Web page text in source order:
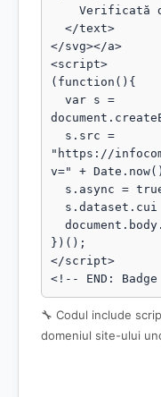
</svg></a>
<script>
(function(){
"https://
v=" +
})();
</script>
<!-- END:
🔧 Codul include
domeniul site-ului